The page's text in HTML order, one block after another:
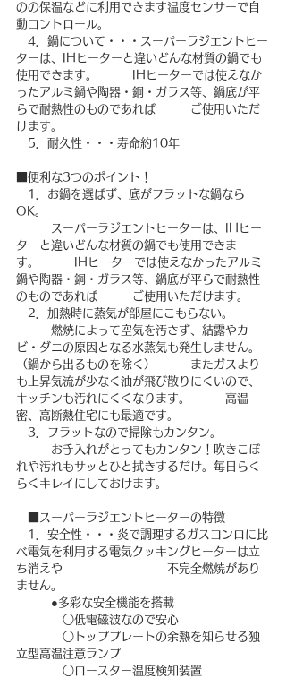
のの保温などに利用できます温度センサーで自
動コントロール。
4．鍋について・・・スーパーラジエントヒー
ターは、IHヒーターと違いどんな材質の鍋でも
使用できます。　　　IHヒーターでは使えなか
ったアルミ鍋や陶器・銅・ガラス等、鍋底が平
らで耐熱性のものであれば　　　ご使用いただ
けます。
5．耐久性・・・寿命約10年
■便利な3つのポイント！
1．お鍋を選ばず、底がフラットな鍋なら
OK。
スーパーラジエントヒーターは、IHヒー
ターと違いどんな材質の鍋でも使用できま
す。　　　IHヒーターでは使えなかったアルミ
鍋や陶器・銅・ガラス等、鍋底が平らで耐熱性
のものであれば　　　ご使用いただけます。
2．加熱時に蒸気が部屋にこもらない。
燃焼によって空気を汚さず、結露やカ
ビ・ダニの原因となる水蒸気も発生しません。
（鍋から出るものを除く）　　　またガスより
も上昇気流が少なく油が飛び散りにくいので、
キッチンも汚れにくくなります。　　　高温
密、高断熱住宅にも最適です。
3．フラットなので掃除もカンタン。
お手入れがとってもカンタン！吹きこぼ
れや汚れもサッとひと拭きするだけ。毎日らく
らくキレイにしておけます。
■スーパーラジエントヒーターの特徴
1．安全性・・・炎で調理するガスコンロに比
べ電気を利用する電気クッキングヒーターは立
ち消えや　　　　　　　　　不完全燃焼があり
ません。
●多彩な安全機能を搭載
○低電磁波なので安心
○トッププレートの余熱を知らせる独
立型高温注意ランプ
○ロースター温度検知装置